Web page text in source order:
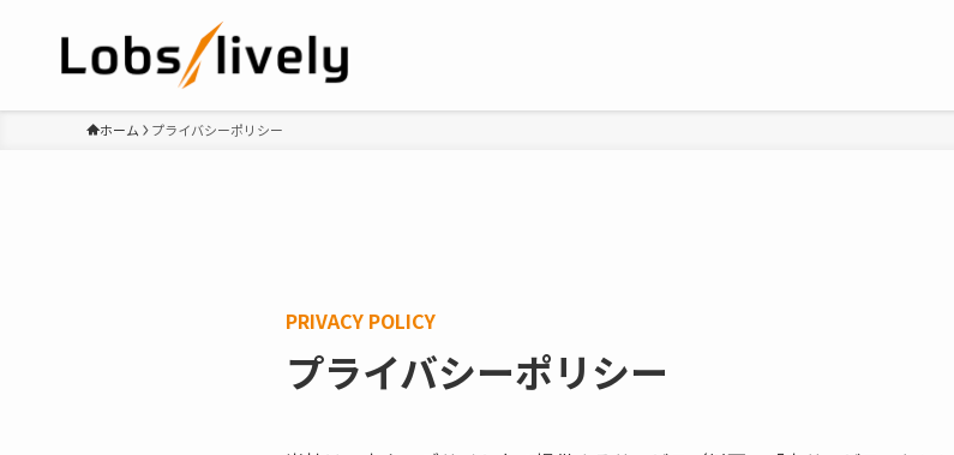
ホーム プライバシーポリシー
PRIVACY POLICY
プライバシーポリシー